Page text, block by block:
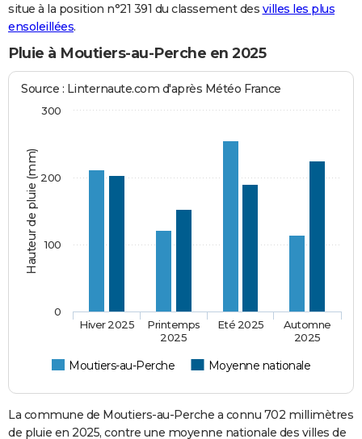
situe à la position n°21 391 du classement des villes les plus
ensoleillées.
Pluie à Moutiers-au-Perche en 2025
Hauteur de pluie (mm)
Source : Linternaute.com d'après Météo France
Moutiers-au-Perche Moyenne nationale
Hiver 2025
Printemps
2025
Eté 2025
Automne
2025
0
100
200
300
La commune de Moutiers-au-Perche a connu 702 millimètres
de pluie en 2025, contre une moyenne nationale des villes de